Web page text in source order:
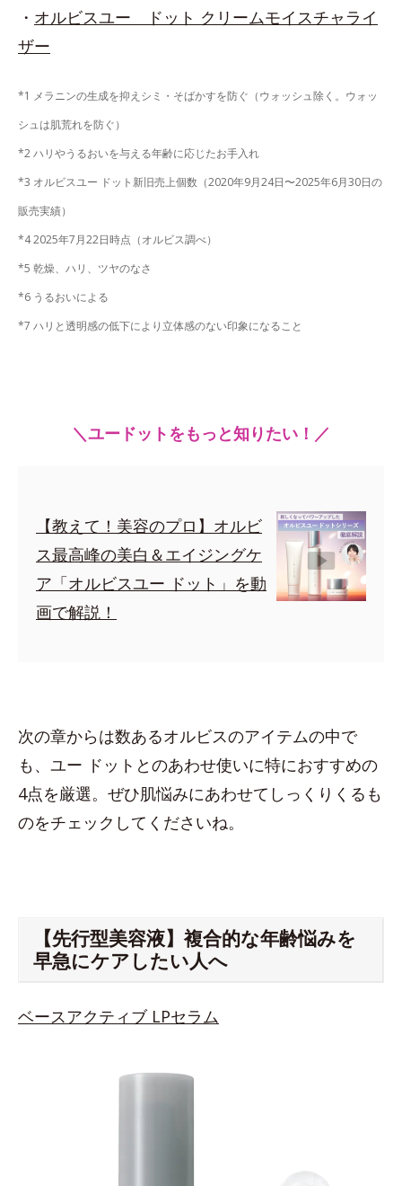
・ オルビスユー ドット クリームモイスチャライ
ザー
*1 メラニンの生成を抑えシミ・そばかすを防ぐ（ウォッシュ除く。ウォッ
シュは肌荒れを防ぐ）
*2 ハリやうるおいを与える年齢に応じたお手入れ
*3 オルビスユー ドット新旧売上個数（2020年9月24日〜2025年6月30日の
販売実績）
*4 2025年7月22日時点（オルビス調べ）
*5 乾燥、ハリ、ツヤのなさ
*6 うるおいによる
*7 ハリと透明感の低下により立体感のない印象になること
＼ユードットをもっと知りたい！／
【教えて！美容のプロ】オルビ
ス最高峰の美白＆エイジングケ
ア「オルビスユー ドット」を動
画で解説！
次の章からは数あるオルビスのアイテムの中で
も、ユー ドットとのあわせ使いに特におすすめの
4点を厳選。ぜひ肌悩みにあわせてしっくりくるも
のをチェックしてくださいね。
【先行型美容液】複合的な年齢悩みを
早急にケアしたい人へ
ベースアクティブ LPセラム